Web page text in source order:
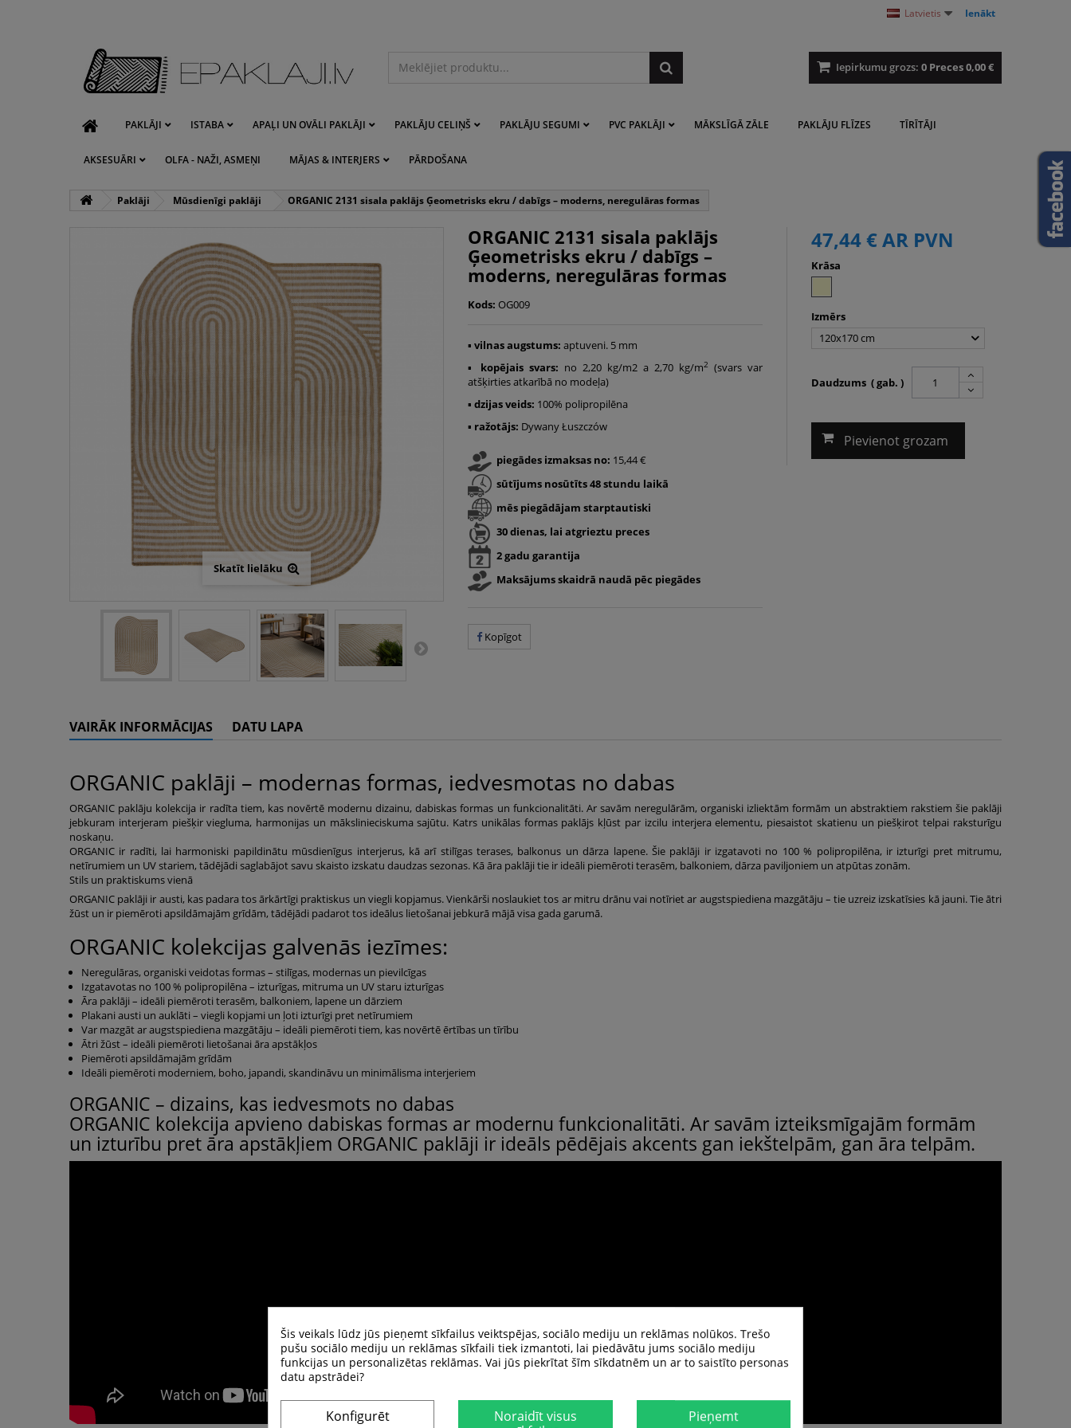
Ienākt
Latvietis
Iepirkumu grozs: 0 Preces0,00 €
PAKLĀJI ISTABA APAĻI UN OVĀLI PAKLĀJI PAKLĀJU CELIŅŠ PAKLĀJU SEGUMI PVC PAKLĀJI MĀKSLĪGĀ ZĀLE PAKLĀJU FLĪZES TĪRĪTĀJI
AKSESUĀRI OLFA - NAŽI, ASMEŅI MĀJAS & INTERJERS PĀRDOŠANA
Paklāji Mūsdienīgi paklāji ORGANIC 2131 sisala paklājs Ģeometrisks ekru / dabīgs – moderns, neregulāras formas
Skatīt lielāku
ORGANIC 2131 sisala paklājs
Ģeometrisks ekru / dabīgs –
moderns, neregulāras formas
Kods: OG009
▪ vilnas augstums: aptuveni. 5 mm
▪ kopējais svars: no 2,20 kg/m2 a 2,70 kg/m2
(svars var
atšķirties atkarībā no modeļa)
▪ dzijas veids: 100% polipropilēna
▪ ražotājs: Dywany Łuszczów
piegādes izmaksas no: 15,44 €
sūtījums nosūtīts 48 stundu laikā
mēs piegādājam starptautiski
30 dienas, lai atgrieztu preces
2 gadu garantija
Maksājums skaidrā naudā pēc piegādes
Kopīgot
47,44 €AR PVN
Krāsa
Izmērs
120x170 cm
Daudzums ( gab. )
Pievienot grozam
VAIRĀK INFORMĀCIJAS DATU LAPA
ORGANIC paklāji – modernas formas, iedvesmotas no dabas
ORGANIC paklāju kolekcija ir radīta tiem, kas novērtē modernu dizainu, dabiskas formas un funkcionalitāti. Ar savām neregulārām, organiski izliektām formām un abstraktiem rakstiem šie paklāji
jebkuram interjeram piešķir viegluma, harmonijas un mākslinieciskuma sajūtu. Katrs unikālas formas paklājs kļūst par izcilu interjera elementu, piesaistot skatienu un piešķirot telpai raksturīgu
noskaņu.
ORGANIC ir radīti, lai harmoniski papildinātu mūsdienīgus interjerus, kā arī stilīgas terases, balkonus un dārza lapene. Šie paklāji ir izgatavoti no 100 % polipropilēna, ir izturīgi pret mitrumu,
netīrumiem un UV stariem, tādējādi saglabājot savu skaisto izskatu daudzas sezonas. Kā āra paklāji tie ir ideāli piemēroti terasēm, balkoniem, dārza paviljoniem un atpūtas zonām.
Stils un praktiskums vienā
ORGANIC paklāji ir austi, kas padara tos ārkārtīgi praktiskus un viegli kopjamus. Vienkārši noslaukiet tos ar mitru drānu vai notīriet ar augstspiediena mazgātāju – tie uzreiz izskatīsies kā jauni. Tie ātri
žūst un ir piemēroti apsildāmajām grīdām, tādējādi padarot tos ideālus lietošanai jebkurā mājā visa gada garumā.
ORGANIC kolekcijas galvenās iezīmes:
Neregulāras, organiski veidotas formas – stilīgas, modernas un pievilcīgas
Izgatavotas no 100 % polipropilēna – izturīgas, mitruma un UV staru izturīgas
Āra paklāji – ideāli piemēroti terasēm, balkoniem, lapene un dārziem
Plakani austi un auklāti – viegli kopjami un ļoti izturīgi pret netīrumiem
Var mazgāt ar augstspiediena mazgātāju – ideāli piemēroti tiem, kas novērtē ērtības un tīrību
Ātri žūst – ideāli piemēroti lietošanai āra apstākļos
Piemēroti apsildāmajām grīdām
Ideāli piemēroti moderniem, boho, japandi, skandināvu un minimālisma interjeriem
ORGANIC – dizains, kas iedvesmots no dabas
ORGANIC kolekcija apvieno dabiskas formas ar modernu funkcionalitāti. Ar savām izteiksmīgajām formām
un izturību pret āra apstākļiem ORGANIC paklāji ir ideāls pēdējais akcents gan iekštelpām, gan āra telpām.
Šis veikals lūdz jūs pieņemt sīkfailus veiktspējas, sociālo mediju un reklāmas nolūkos. Trešo
pušu sociālo mediju un reklāmas sīkfaili tiek izmantoti, lai piedāvātu jums sociālo mediju
funkcijas un personalizētas reklāmas. Vai jūs piekrītat šīm sīkdatnēm un ar to saistīto personas
datu apstrādei?
Pieņemt
Noraidīt visus
Konfigurēt